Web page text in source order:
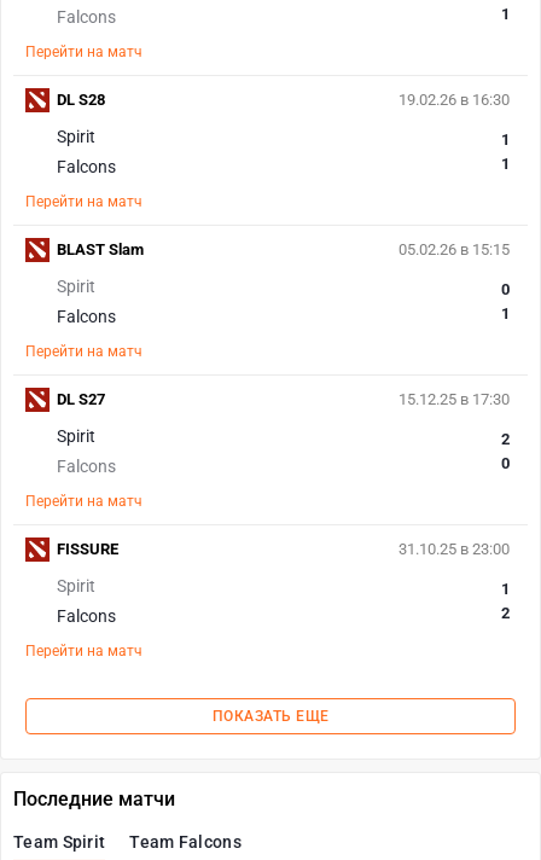
Falcons
1
Перейти на матч
19.02.26 в 16:30
Spirit
Falcons
1
1
Перейти на матч
DL S28
05.02.26 в 15:15
Spirit
Falcons
0
1
Перейти на матч
BLAST Slam
15.12.25 в 17:30
Spirit
Falcons
2
0
Перейти на матч
DL S27
31.10.25 в 23:00
Spirit
Falcons
1
2
Перейти на матч
FISSURE
ПОКАЗАТЬ ЕЩЕ
Последние матчи
Team Spirit Team Falcons